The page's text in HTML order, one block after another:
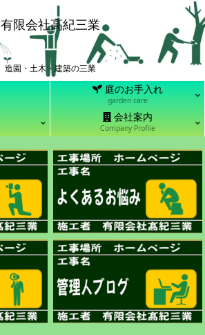
有限会社高紀三業
造園・土木・建築の三業
庭のお手入れ
garden care
会社案内
Company Profile